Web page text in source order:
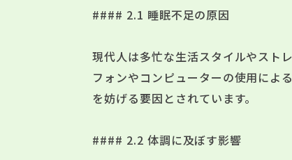
#### 2.1 睡眠不足の原因
現代人は多忙な生活スタイルやスト
フォンやコンピューターの使用によ
を妨げる要因とされています。
#### 2.2 体調に及ぼす影響